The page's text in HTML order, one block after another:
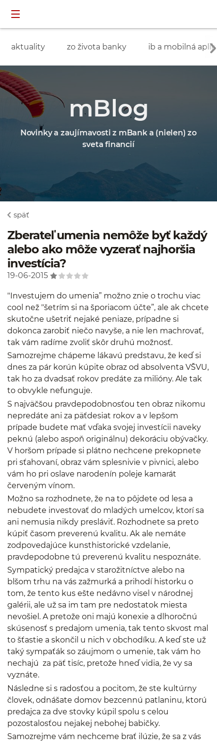
aktuality zo života banky ib a mobilná
mBlog
Novinky a zaujímavosti z mBank a (nielen) zo
sveta financií
späť
Zberateľ umenia nemôže byť každý
alebo ako môže vyzerať najhoršia
investícia?
19-06-2015
"Investujem do umenia” možno znie o trochu viac
cool než "šetrím si na šporiacom účte”, ale ak chcete
skutočne ušetriť nejaké peniaze, prípadne si
dokonca zarobiť niečo navyše, a nie len machrovať,
tak vám radíme zvoliť skôr druhú možnosť.
Samozrejme chápeme lákavú predstavu, že keď si
dnes za pár korún kúpite obraz od absolventa VŠVU,
tak ho za dvadsať rokov predáte za milióny. Ale tak
to obvykle nefunguje.
S najväčšou pravdepodobnosťou ten obraz nikomu
nepredáte ani za päťdesiat rokov a v lepšom
prípade budete mať vďaka svojej investícii naveky
peknú (alebo aspoň originálnu) dekoráciu obývačky.
V horšom prípade si plátno nechcene prekopnete
pri sťahovaní, obraz vám splesnivie v pivnici, alebo
vám ho pri oslave narodenín poleje kamarát
červeným vínom.
Možno sa rozhodnete, že na to pôjdete od lesa a
nebudete investovať do mladých umelcov, ktorí sa
ani nemusia nikdy presláviť. Rozhodnete sa preto
kúpiť časom preverenú kvalitu. Ak ale nemáte
zodpovedajúce kunsthistorické vzdelanie,
pravdepodobne tú preverenú kvalitu nespoznáte.
Sympatický predajca v starožitníctve alebo na
blšom trhu na vás zažmurká a prihodí historku o
tom, že tento kus ešte nedávno visel v národnej
galérii, ale už sa im tam pre nedostatok miesta
nevošiel. A pretože oni majú konexie a dlhoročnú
skúsenosť s predajom umenia, tak tento skvost mal
to šťastie a skončil u nich v obchodíku. A keď ste už
taký sympaťák so záujmom o umenie, tak vám ho
nechajú za päť tisíc, pretože hneď vidia, že vy sa
vyznáte.
Následne si s radosťou a pocitom, že ste kultúrny
človek, odnášate domov bezcennú patlaninu, ktorú
predajca za dve stovky kúpil spolu s celou
pozostalosťou nejakej nebohej babičky.
Samozrejme vám nechceme brať ilúzie, že sa z vás